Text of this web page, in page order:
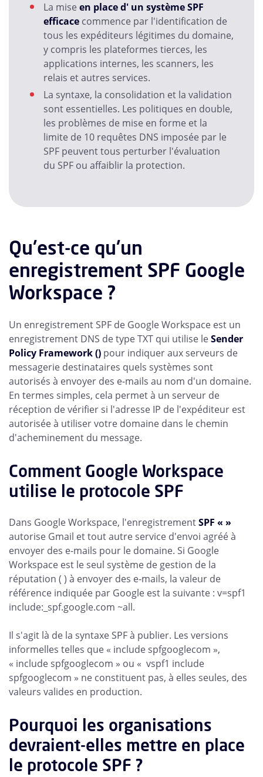
La mise en place d' un système SPF
efficace commence par l'identification de
tous les expéditeurs légitimes du domaine,
y compris les plateformes tierces, les
applications internes, les scanners, les
relais et autres services.
La syntaxe, la consolidation et la validation
sont essentielles. Les politiques en double,
les problèmes de mise en forme et la
limite de 10 requêtes DNS imposée par le
SPF peuvent tous perturber l'évaluation
du SPF ou affaiblir la protection.
Qu'est-ce qu'un
enregistrement SPF Google
Workspace ?
Un enregistrement SPF de Google Workspace est un
enregistrement DNS de type TXT qui utilise leSender
Policy Framework () pour indiquer aux serveurs de
messagerie destinataires quels systèmes sont
autorisés à envoyer des e-mails au nom d'un domaine.
En termes simples, cela permet à un serveur de
réception de vérifier si l'adresse IP de l'expéditeur est
autorisée à utiliser votre domaine dans le chemin
d'acheminement du message.
Comment Google Workspace
utilise le protocole SPF
Dans Google Workspace, l'enregistrementSPF « »
autorise Gmail et tout autre service d'envoi agréé à
envoyer des e-mails pour le domaine. Si Google
Workspace est le seul système de gestion de la
réputation ( ) à envoyer des e-mails, la valeur de
référence indiquée par Google est la suivante : v=spf1
include:_spf.google.com ~all.
Il s'agit là de la syntaxe SPF à publier. Les versions
informelles telles que « include spfgooglecom »,
« include spfgooglecom » ou « vspf1 include
spfgooglecom » ne constituent pas, à elles seules, des
valeurs valides en production.
Pourquoi les organisations
devraient-elles mettre en place
le protocole SPF ?